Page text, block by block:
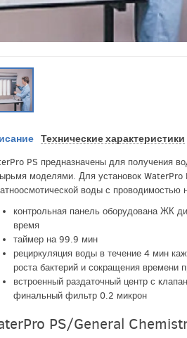
Технические характеристики
PS предназначены для получения
моделями. Для установок WaterPro
воды с проводимостью
контрольная панель оборудована ЖК
время
таймер на 99.9 мин
рециркуляция воды в течение 4 мин
роста бактерий и сокращения времени
встроенный раздаточный центр с
финальный фильтр 0.2 микрон
PS/General